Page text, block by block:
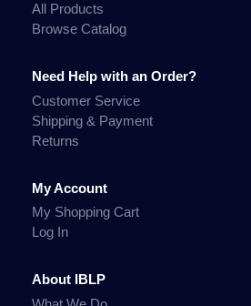
All Products
Browse Catalog
Need Help with an Order?
Customer Service
Shipping & Payment
Returns
My Account
My Shopping Cart
Log In
About IBLP